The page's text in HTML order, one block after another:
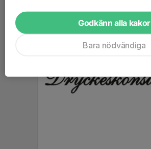
Godkänn alla kakor
Bara nödvändiga